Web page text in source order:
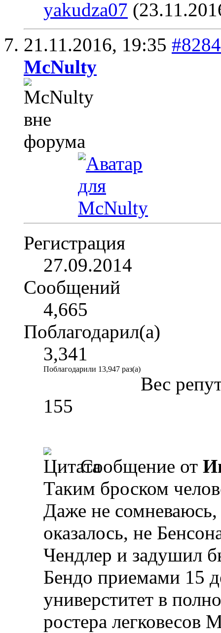
yakudza07
21.11.2016, 19:35 #8284
McNulty
Регистрация
27.09.2014
Сообщений
4,665
Поблагодарил(а)
3,341
Поблагодарили 13,947 раз(а)
Вес
155
Сообщение от
Таким броском
Даже не
оказалось, не
Чендлер и задушил
Бендо приемами 15
универститет в
ростера легковесов